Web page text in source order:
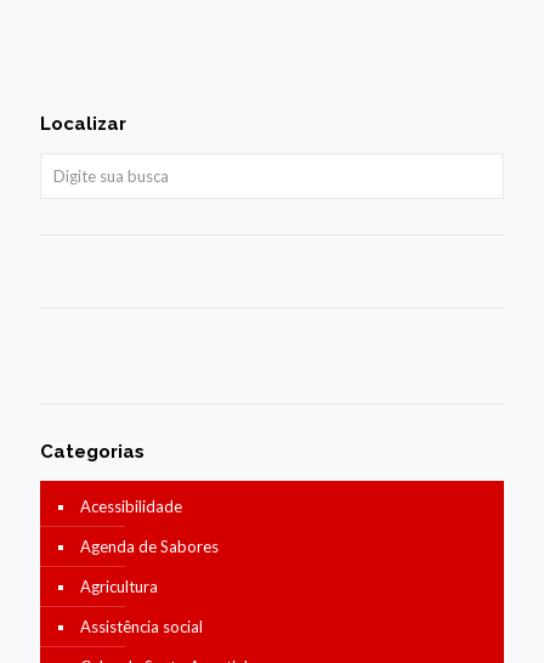
Localizar
Categorias
Acessibilidade
Agenda de Sabores
Agricultura
Assistência social